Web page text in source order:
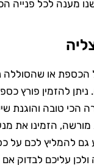
מענה לכל פנייה
או שהסוללה
ניתן להזמין פורץ
הכי טובה והוגנת
גם להמליץ לכם על
עליכם לבדוק